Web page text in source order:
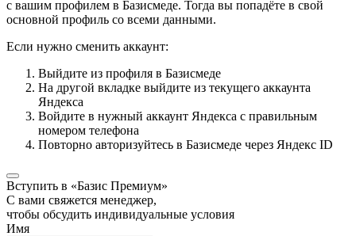
с вашим профилем в Базисмеде. Тогда вы попадёте в свой
основной профиль со всеми данными.
Если нужно сменить аккаунт:
Выйдите из профиля в Базисмеде
На другой вкладке выйдите из текущего аккаунта
Яндекса
Войдите в нужный аккаунт Яндекса с правильным
номером телефона
Повторно авторизуйтесь в Базисмеде через Яндекс ID
Вступить в «Базис Премиум»
С вами свяжется менеджер,
чтобы обсудить индивидуальные условия
Имя